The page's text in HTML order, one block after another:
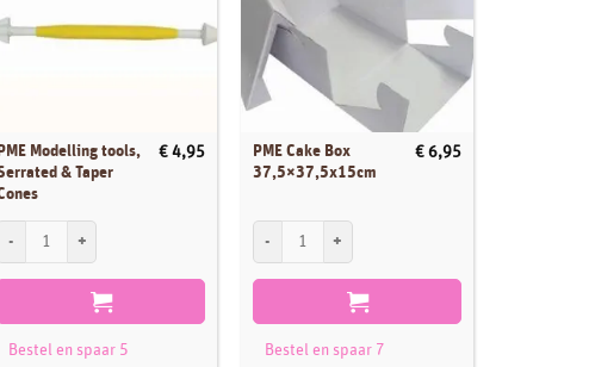
PME Modelling tools,
& Taper
€ 4,95
Bestel en spaar 5
PME Cake Box
37,5×37,5x15cm
€ 6,95
Bestel en spaar 7